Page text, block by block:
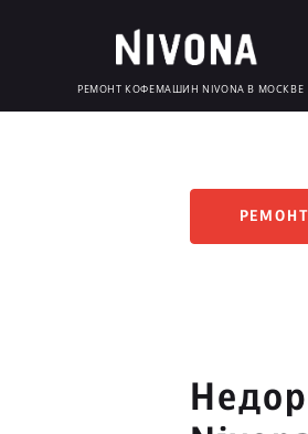
РЕМОНТ КОФЕМАШИН NIVONA В МОСКВЕ